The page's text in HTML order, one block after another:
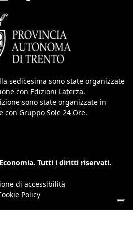
sedicesima sono state organizzate
con Edizioni Laterza.
sono state organizzate in
con Gruppo Sole 24 Ore.
Tutti i diritti riservati.
di accessibilità
Policy